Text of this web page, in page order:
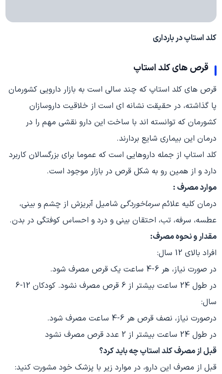
کلد استاپدر بارداری
قرص هایکلد استاپ
قرص های کلد استاپ که چند سالی است به بازار دارویی کشورمان
پا گذاشته، در حقیقت نشانه ای است از خلاقیت داروسازان
کشورمان که توانسته اند با ساخت این دارو نقشی مهم را در
درمان این بیماری شایع بردارند.
کلد استاپ از جمله داروهایی است که عموما برای بزرگسالان کاربرد
دارد و از همین رو به شکل قرص در بازار موجود است.
موارد مصرف :
درمان کلیه علائمسرماخوردگی شامیل آبریزش از چشم و بینی،
عطسه، سرفه، تب، احتقان بینی و درد و احساس کوفتگی در بدن.
مقدار و نحوه مصرف:
افراد بالای 12 سال:
در صورت نیاز، هر 6-4 ساعت یک قرص مصرف شود.
در طول 24 ساعت بیشتر از 6 قرص مصرف نشود. کودکان 12-6
سال:
درصورت نیاز، نصف قرص هر 6-4 ساعت مصرف شود.
در طول 24 ساعت بیشتر از 2 عدد قرص مصرف نشود
قبل از مصرف کلد استاپ چه باید کرد؟
قبل از مصرف این دارو، در موارد زیر با پزشک خود مشورت کنید: